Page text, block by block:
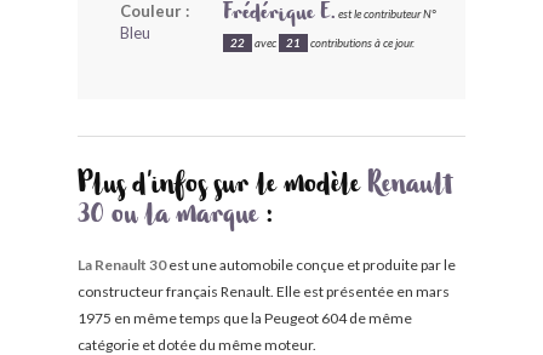
Couleur :
Bleu
Frédérique E. est le contributeur N°
22 avec 21 contributions à ce jour.
Plus d'infos sur le modèle Renault
30 ou la marque:
La Renault 30est une automobile conçue et produite par le
constructeur français Renault. Elle est présentée en mars
1975 en même temps que la Peugeot 604 de même
catégorie et dotée du même moteur.